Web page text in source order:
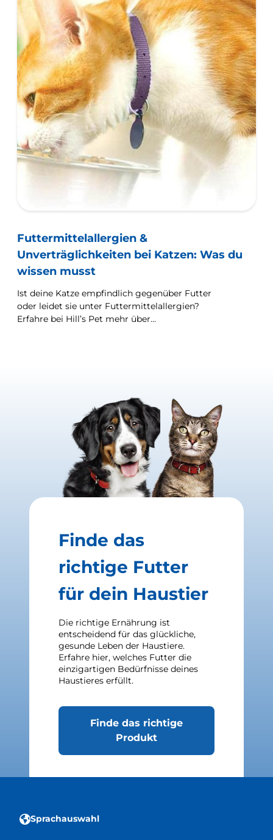
Futtermittelallergien &
Unverträglichkeiten bei Katzen: Was du
wissen musst
Ist deine Katze empfindlich gegenüber Futter
oder leidet sie unter Futtermittelallergien?
Erfahre bei Hill’s Pet mehr über
Finde das
richtige Futter
für dein Haustier
Die richtige Ernährung ist
entscheidend für das glückliche,
gesunde Leben der Haustiere.
Erfahre hier, welches Futter die
einzigartigen Bedürfnisse deines
Haustieres erfüllt.
Finde das richtige
Produkt
Sprachauswahl